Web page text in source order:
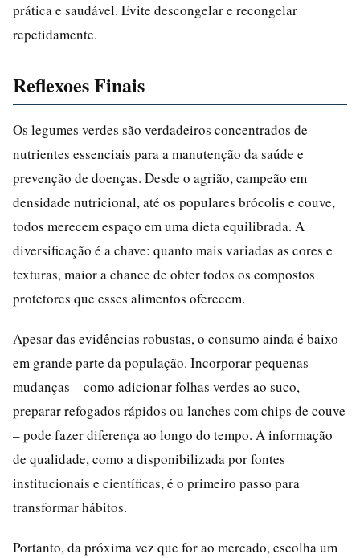
prática e saudável. Evite descongelar e recongelar
repetidamente.
Reflexoes Finais
Os legumes verdes são verdadeiros concentrados de
nutrientes essenciais para a manutenção da saúde e
prevenção de doenças. Desde o agrião, campeão em
densidade nutricional, até os populares brócolis e couve,
todos merecem espaço em uma dieta equilibrada. A
diversificação é a chave: quanto mais variadas as cores e
texturas, maior a chance de obter todos os compostos
protetores que esses alimentos oferecem.
Apesar das evidências robustas, o consumo ainda é baixo
em grande parte da população. Incorporar pequenas
mudanças – como adicionar folhas verdes ao suco,
preparar refogados rápidos ou lanches com chips de couve
– pode fazer diferença ao longo do tempo. A informação
de qualidade, como a disponibilizada por fontes
institucionais e científicas, é o primeiro passo para
transformar hábitos.
Portanto, da próxima vez que for ao mercado, escolha um